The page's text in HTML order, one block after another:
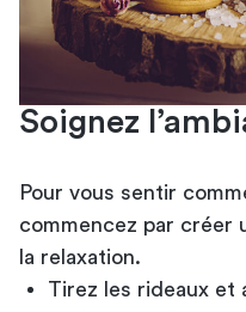
Soignez
Pour vous sentir
commencez par créer
la relaxation.
Tirez les rideaux et